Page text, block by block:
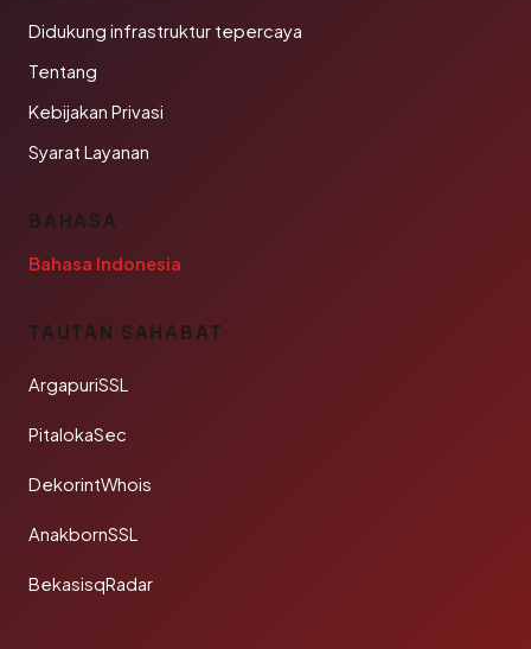
Didukung infrastruktur tepercaya
Tentang
Kebijakan Privasi
Syarat Layanan
BAHASA
Bahasa Indonesia
TAUTAN SAHABAT
ArgapuriSSL
PitalokaSec
DekorintWhois
AnakbornSSL
BekasisqRadar